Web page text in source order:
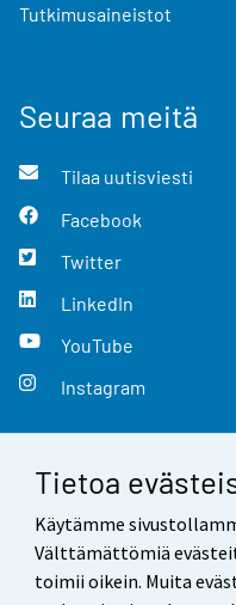
Tietoa
Käytämme
Välttämättömiä
toimii oikein. Muita
Tutkimusaineistot
Seuraa meitä
Tilaa uutisviesti
Facebook
Twitter
LinkedIn
YouTube
Instagram
Yhteystiedot
Palaute
Käyttöehdot